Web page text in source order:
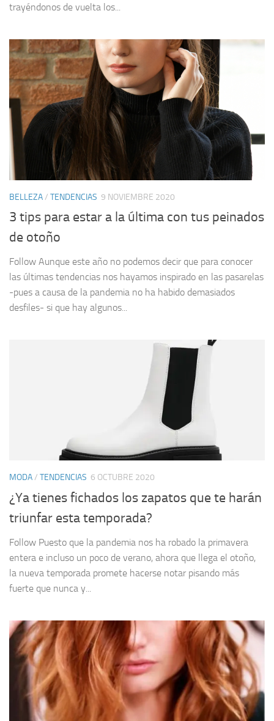
trayéndonos de vuelta los...
BELLEZA/ TENDENCIAS 9 NOVIEMBRE 2020
3 tips para estar a la última con tus peinados
de otoño
Follow Aunque este año no podemos decir que para conocer
las últimas tendencias nos hayamos inspirado en las pasarelas
-pues a causa de la pandemia no ha habido demasiados
desfiles- si que hay algunos...
MODA/ TENDENCIAS 6 OCTUBRE 2020
¿Ya tienes fichados los zapatos que te harán
triunfar esta temporada?
Follow Puesto que la pandemia nos ha robado la primavera
entera e incluso un poco de verano, ahora que llega el otoño,
la nueva temporada promete hacerse notar pisando más
fuerte que nunca y...